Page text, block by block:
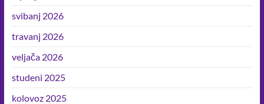
svibanj 2026
travanj 2026
veljača 2026
studeni 2025
kolovoz 2025